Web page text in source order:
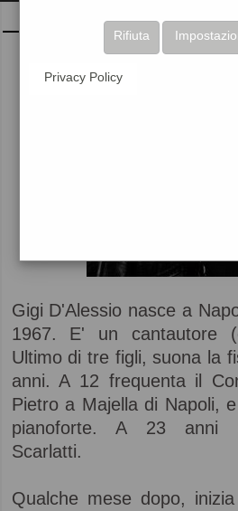
Gigi
Gigi D'Alessio nasce a
1967. E' un cantautore
Ultimo di tre figli, suona la
anni. A 12 frequenta il
Pietro a Majella di Napoli,
pianoforte. A 23 anni
Scarlatti.
Qualche mese dopo,
Rifiuta
Privacy Policy